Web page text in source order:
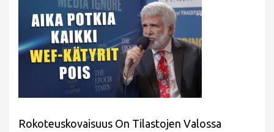
Rokoteuskovaisuus On Tilastojen Valossa